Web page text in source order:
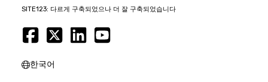
SITE123: 다르게 구축되었으나 더 잘 구축되었습니다
한국어